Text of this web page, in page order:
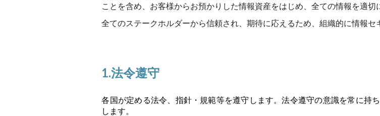
ことを含め、お客様からお預かりした情報資産をはじめ、全ての情報を適切
全てのステークホルダーから信頼され、期待に応えるため、組織的に情報セ
1.法令遵守
各国が定める法令、指針・規範等を遵守します。法令遵守の意識を常に持
します。